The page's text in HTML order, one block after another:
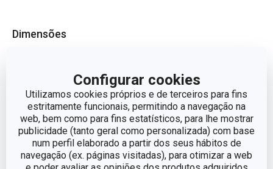
Configurar cookies
Utilizamos cookies próprios e de terceiros para fins
estritamente funcionais, permitindo a navegação na
web, bem como para fins estatísticos, para lhe mostrar
publicidade (tanto geral como personalizada) com base
num perfil elaborado a partir dos seus hábitos de
navegação (ex. páginas visitadas), para otimizar a web
Dimensões
Outros parâmetros
CATEGORIA utensílios de cozinha